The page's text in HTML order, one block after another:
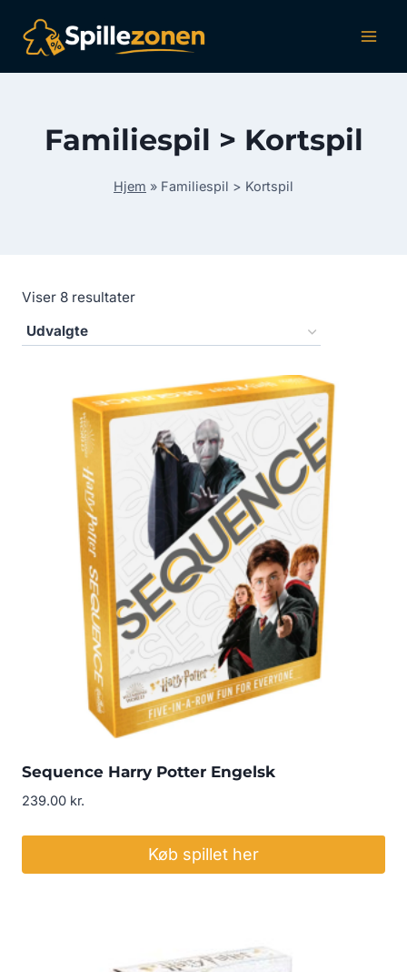
indhold
Familiespil > Kortspil
Hjem » Familiespil > Kortspil
Viser 8 resultater
Sequence Harry Potter Engelsk
239.00 kr.
Køb spillet her